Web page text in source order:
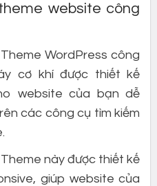
website công
Theme WordPress công
cơ khí được thiết kế
website của bạn dễ
các công cụ tìm kiếm
này được thiết kế
giúp website của